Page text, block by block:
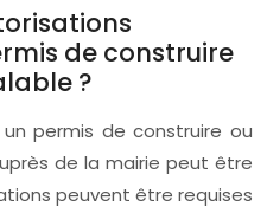
de construire
?
permis de construire ou
de la mairie peut être
peuvent être requises